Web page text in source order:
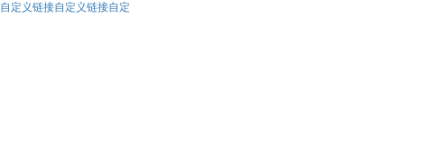
自定义链接自定义链接自定